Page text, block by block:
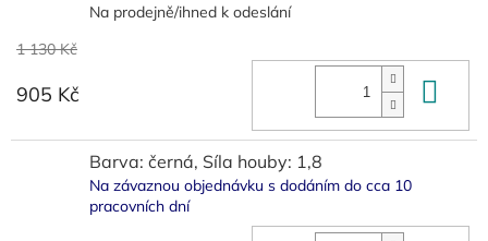
Na prodejně/ihned k odeslání
1 130 Kč
905 Kč
Barva: černá, Síla houby: 1,8
Na závaznou objednávku s dodáním do cca 10
pracovních dní